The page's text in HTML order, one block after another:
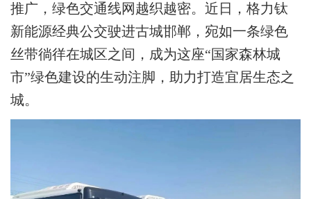
推广，绿色交通线网越织越密。近日，格力钛
新能源经典公交驶进古城邯郸，宛如一条绿色
丝带徜徉在城区之间，成为这座“国家森林城
市”绿色建设的生动注脚，助力打造宜居生态之
城。